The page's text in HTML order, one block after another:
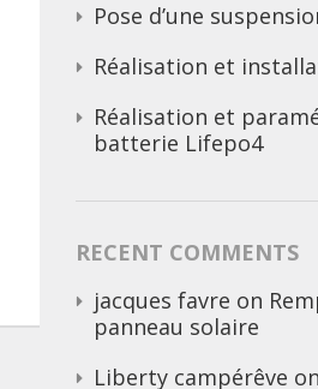
Pose d’une
Réalisation et
Réalisation et
batterie Lifepo4
RECENT COMMENTS
jacques favre on
panneau solaire
Liberty campérêve on